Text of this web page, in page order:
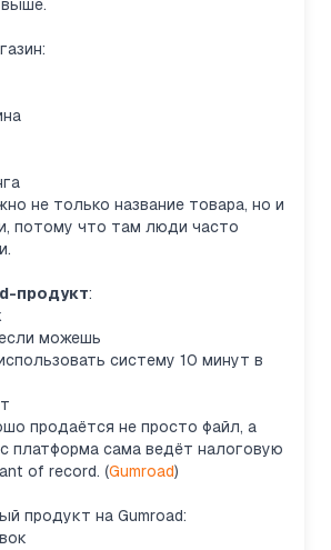
не только название товара, но и
потому что там люди часто
продукт:
можешь
систему 10 минут в
продаётся не просто файл, а
платформа сама ведёт налоговую
of record. (Gumroad)
продукт на Gumroad: